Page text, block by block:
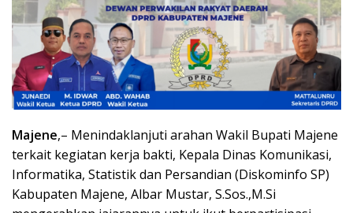
Majene,– Menindaklanjuti arahan Wakil Bupati Majene
terkait kegiatan kerja bakti, Kepala Dinas Komunikasi,
Informatika, Statistik dan Persandian (Diskominfo SP)
Kabupaten Majene, Albar Mustar, S.Sos.,M.Si